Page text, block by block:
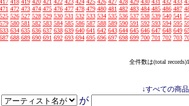
418 419 420 421 422 423 424 425 426 427 428 429 430 431 432 433
472 473 474 475 476 477 478 479 480 481 482 483 484 485 486 487
526 527 528 529 530 531 532 533 534 535 536 537 538 539 540 541
580 581 582 583 584 585 586 587 588 589 590 591 592 593 594 595
634 635 636 637 638 639 640 641 642 643 644 645 646 647 648 649
688 689 690 691 692 693 694 695 696 697 698 699 700 701 702 703
全件数は(total
↓すべての商
が